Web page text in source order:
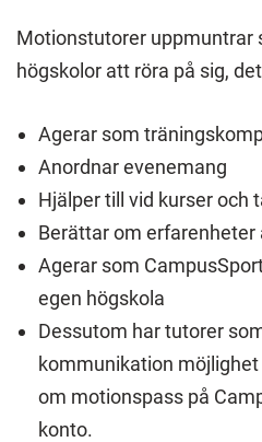
Motionstutorer uppmuntrar
högskolor att röra på sig,
Agerar som
Anordnar evenemang
Hjälper till vid kurser och
Berättar om
Agerar som
egen högskola
Dessutom har tutorer
kommunikation
om motionspass på
konto.